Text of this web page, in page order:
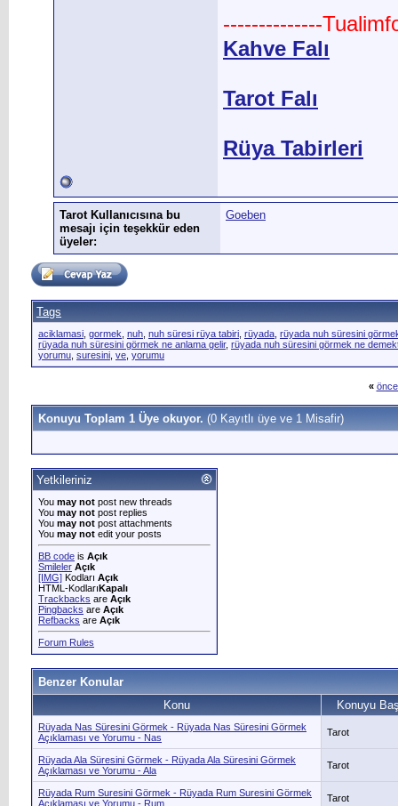
--------------
Kahve Falı
Tarot Falı
Rüya Tabirleri
Tarot Kullanıcısına bu
mesajı için teşekkür eden
üyeler:
Goeben
Tags
aciklamasi gormek nuh nuh süresi rüya tabiri rüyada rüyada nuh süresini
rüyada nuh süresini görmek ne anlama gelir, rüyada nuh süresini görmek ne
yorumu suresini ve yorumu
«
Konuyu Toplam 1 Üye okuyor. (0 Kayıtlı üye ve 1 Misafir)
Yetkileriniz
You may not post new threads
You may not post replies
You may not post attachments
You may not edit your posts
BB code is Açık
Smileler Açık
[IMG] Kodları Açık
HTML-KodlarıKapalı
Trackbacks are Açık
Pingbacks are Açık
Refbacks are Açık
Forum Rules
Benzer Konular
Konu
Konuyu
Rüyada Nas Süresini Görmek - Rüyada Nas Süresini Görmek
Açıklaması ve Yorumu - Nas
Tarot
Rüyada Ala Süresini Görmek - Rüyada Ala Süresini Görmek
Açıklaması ve Yorumu - Ala
Tarot
Rüyada Rum Suresini Görmek - Rüyada Rum Suresini Görmek
Açıklaması ve Yorumu - Rum
Tarot